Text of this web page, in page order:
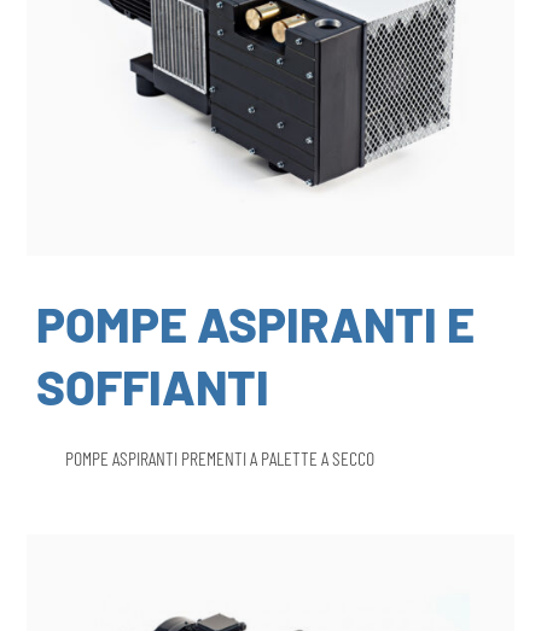
POMPE ASPIRANTI E
SOFFIANTI